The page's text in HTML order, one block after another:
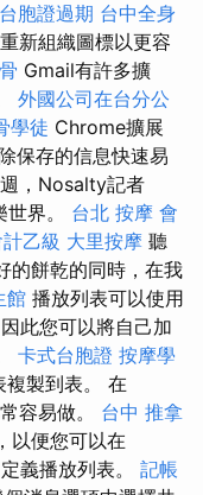
台胞證過期 台中全身
新組織圖標以更容
Gmail有許多擴
外國公司在台分公
學徒 Chrome擴展
保存的信息快速易
，Nosalty記者
界。 台北 按摩 會
乙級 大里按摩 聽
的餅乾的同時，在我
館 播放列表可以使用
此您可以將自己加
卡式台胞證 按摩學
製到表。 在
容易做。 台中 推拿
以便您可以在
義播放列表。 記帳